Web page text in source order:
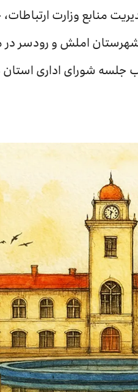
منابع وزارت ارتباطات،
املش و رودسر
شورای اداری استان